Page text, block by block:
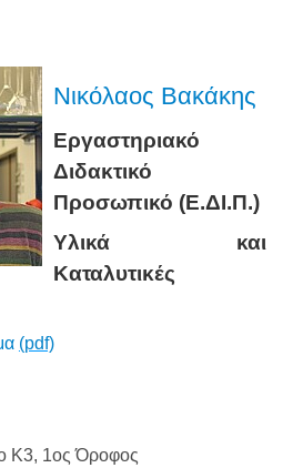
Νικόλαος Βακάκης
Εργαστηριακό
Διδακτικό
Προσωπικό (Ε.ΔΙ.Π.)
Υλικά και
Καταλυτικές
(pdf)
Κ3, 1ος Όροφος